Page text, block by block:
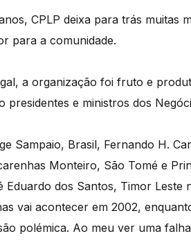
CPLP deixa para trás muitas
para a comunidade.
a organização foi fruto e
e ministros dos
Sampaio, Brasil, Fernando H.
Monteiro, São Tomé e
dos Santos, Timor Leste
vai acontecer em 2002,
polémica. Ao meu ver uma